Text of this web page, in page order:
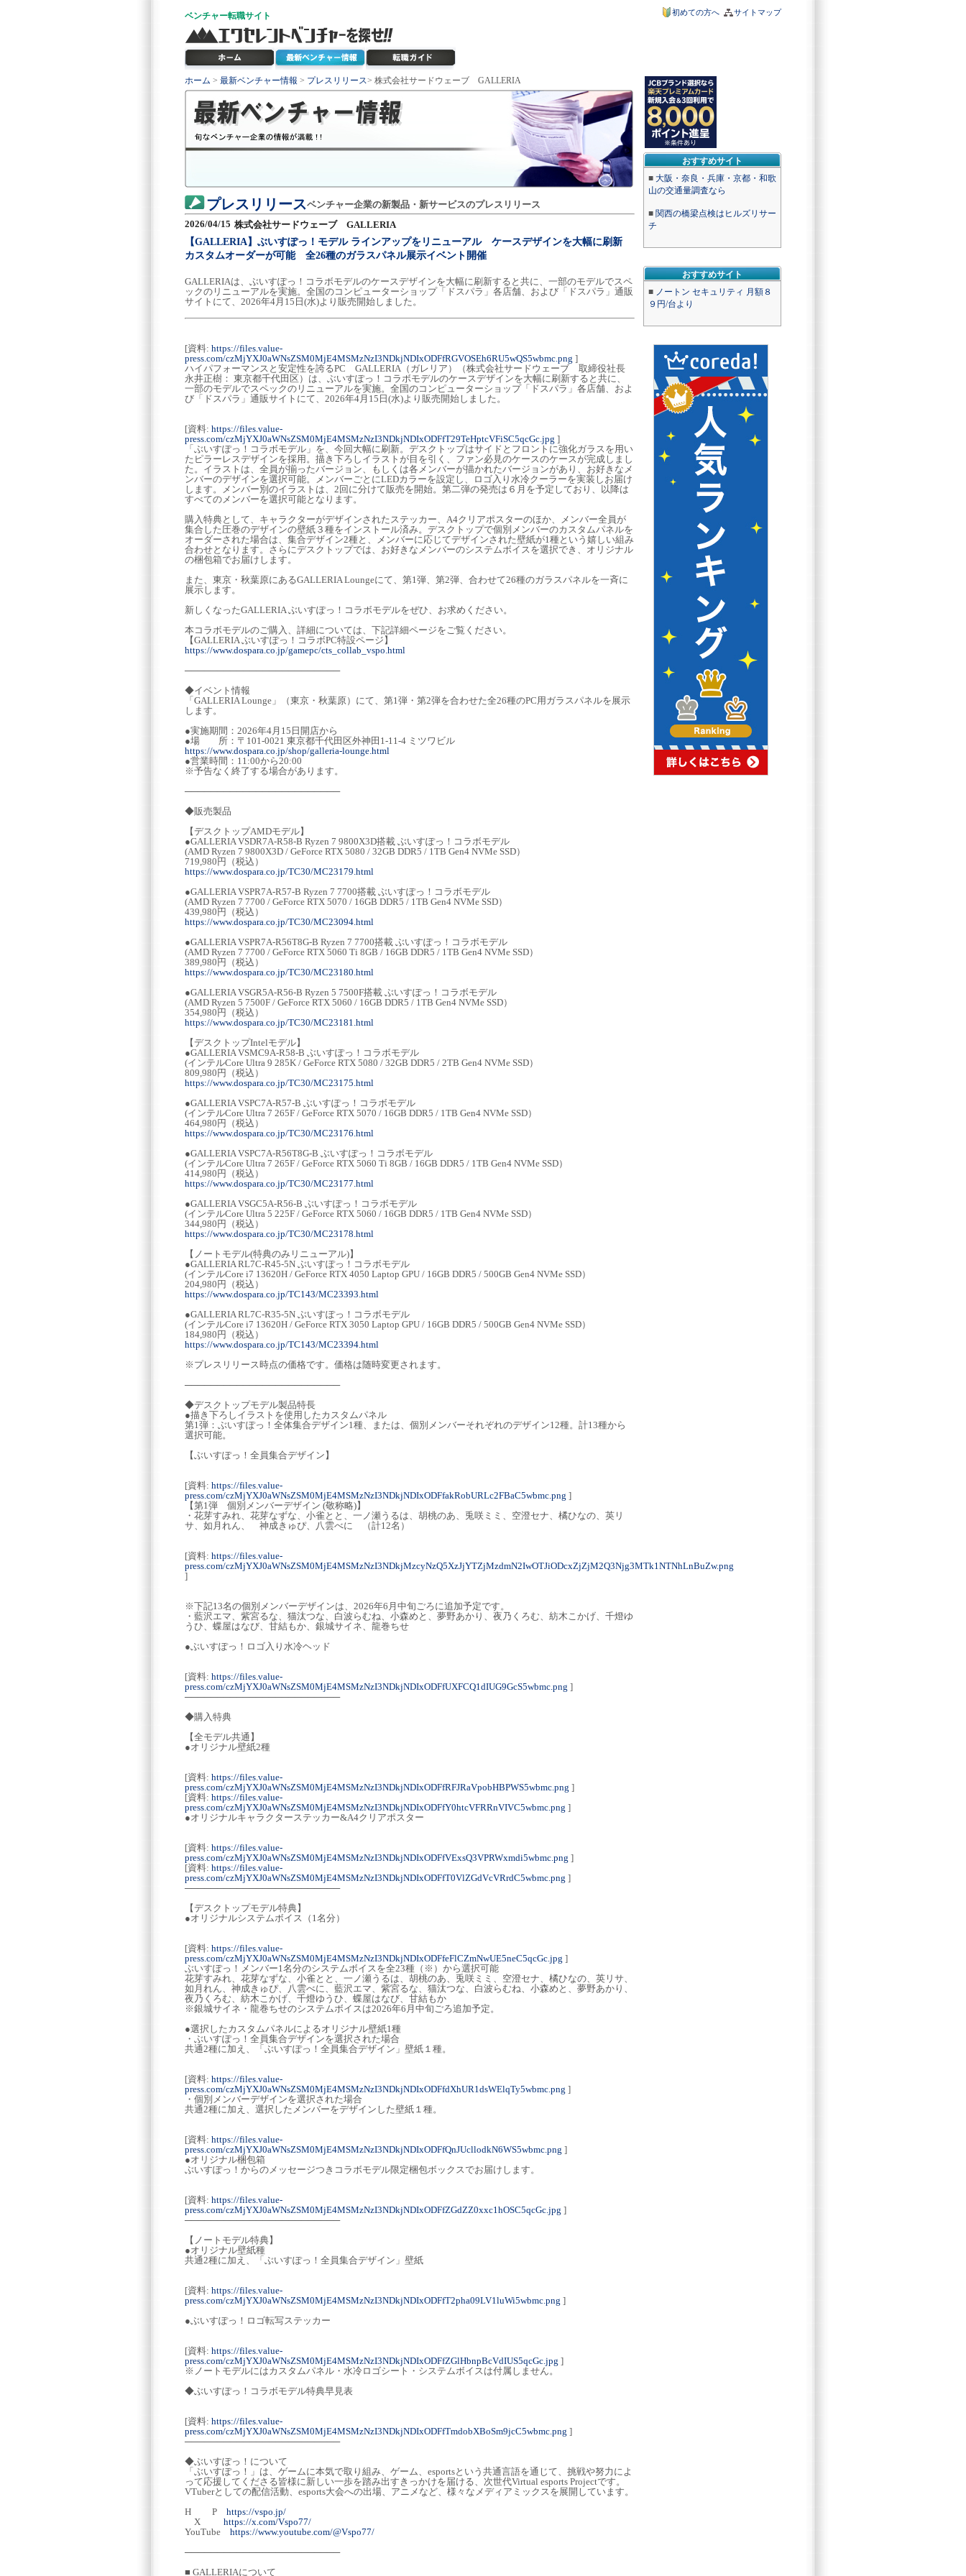
ベンチャー転職サイト サイトマップ
初めての方へ
おすすめサイト
■ 大阪・奈良・兵庫・京都・和歌
山の交通量調査なら
■ 関西の橋梁点検はヒルズリサー
チ
おすすめサイト
■ ノートン セキュリティ 月額８
９円/台より
ホーム > 最新ベンチャー情報 > プレスリリース> 株式会社サードウェーブ GALLERIA
プレスリリースベンチャー企業の新製品・新サービスのプレスリリース
2026/04/15 株式会社サードウェーブ GALLERIA
【GALLERIA】ぶいすぽっ！モデル ラインアップをリニューアル ケースデザインを大幅に刷新
カスタムオーダーが可能 全26種のガラスパネル展示イベント開催
GALLERIAは、ぶいすぽっ！コラボモデルのケースデザインを大幅に刷新すると共に、一部のモデルでスペ
ックのリニューアルを実施。全国のコンピューターショップ「ドスパラ」各店舗、および「ドスパラ」通販
サイトにて、2026年4月15日(水)より販売開始しました。
[資料: https://files.value-
press.com/czMjYXJ0aWNsZSM0MjE4MSMzNzI3NDkjNDIxODFfRGVOSEh6RU5wQS5wbmc.png ]
ハイパフォーマンスと安定性を誇るPC GALLERIA（ガレリア）（株式会社サードウェーブ 取締役社長
永井正樹： 東京都千代田区）は、ぶいすぽっ！コラボモデルのケースデザインを大幅に刷新すると共に、
一部のモデルでスペックのリニューアルを実施。全国のコンピューターショップ「ドスパラ」各店舗、およ
び「ドスパラ」通販サイトにて、2026年4月15日(水)より販売開始しました。
[資料: https://files.value-
press.com/czMjYXJ0aWNsZSM0MjE4MSMzNzI3NDkjNDIxODFfT29TeHptcVFiSC5qcGc.jpg ]
「ぶいすぽっ！コラボモデル」を、今回大幅に刷新。デスクトップはサイドとフロントに強化ガラスを用い
たピラーレスデザインを採用。描き下ろしイラストが目を引く、ファン必見のケースのケースが完成しまし
た。イラストは、全員が揃ったバージョン、もしくは各メンバーが描かれたバージョンがあり、お好きなメ
ンバーのデザインを選択可能。メンバーごとにLEDカラーを設定し、ロゴ入り水冷クーラーを実装しお届け
します。メンバー別のイラストは、2回に分けて販売を開始。第二弾の発売は６月を予定しており、以降は
すべてのメンバーを選択可能となります。
購入特典として、キャラクターがデザインされたステッカー、A4クリアポスターのほか、メンバー全員が
集合した圧巻のデザインの壁紙３種をインストール済み。デスクトップで個別メンバーのカスタムパネルを
オーダーされた場合は、集合デザイン2種と、メンバーに応じてデザインされた壁紙が1種という嬉しい組み
合わせとなります。さらにデスクトップでは、お好きなメンバーのシステムボイスを選択でき、オリジナル
の梱包箱でお届けします。
また、東京・秋葉原にあるGALLERIA Loungeにて、第1弾、第2弾、合わせて26種のガラスパネルを一斉に
展示します。
新しくなったGALLERIA ぶいすぽっ！コラボモデルをぜひ、お求めください。
本コラボモデルのご購入、詳細については、下記詳細ページをご覧ください。
【GALLERIA ぶいすぽっ！コラボPC特設ページ】
https://www.dospara.co.jp/gamepc/cts_collab_vspo.html
────────────────────────
◆イベント情報
「GALLERIA Lounge」（東京・秋葉原）にて、第1弾・第2弾を合わせた全26種のPC用ガラスパネルを展示
します。
●実施期間：2026年4月15日開店から
●場 所：〒101-0021 東京都千代田区外神田1-11-4 ミツワビル
https://www.dospara.co.jp/shop/galleria-lounge.html
●営業時間：11:00から20:00
※予告なく終了する場合があります。
────────────────────────
◆販売製品
【デスクトップAMDモデル】
●GALLERIA VSDR7A-R58-B Ryzen 7 9800X3D搭載 ぶいすぽっ！コラボモデル
(AMD Ryzen 7 9800X3D / GeForce RTX 5080 / 32GB DDR5 / 1TB Gen4 NVMe SSD）
719,980円（税込）
https://www.dospara.co.jp/TC30/MC23179.html
●GALLERIA VSPR7A-R57-B Ryzen 7 7700搭載 ぶいすぽっ！コラボモデル
(AMD Ryzen 7 7700 / GeForce RTX 5070 / 16GB DDR5 / 1TB Gen4 NVMe SSD）
439,980円（税込）
https://www.dospara.co.jp/TC30/MC23094.html
●GALLERIA VSPR7A-R56T8G-B Ryzen 7 7700搭載 ぶいすぽっ！コラボモデル
(AMD Ryzen 7 7700 / GeForce RTX 5060 Ti 8GB / 16GB DDR5 / 1TB Gen4 NVMe SSD）
389,980円（税込）
https://www.dospara.co.jp/TC30/MC23180.html
●GALLERIA VSGR5A-R56-B Ryzen 5 7500F搭載 ぶいすぽっ！コラボモデル
(AMD Ryzen 5 7500F / GeForce RTX 5060 / 16GB DDR5 / 1TB Gen4 NVMe SSD）
354,980円（税込）
https://www.dospara.co.jp/TC30/MC23181.html
【デスクトップIntelモデル】
●GALLERIA VSMC9A-R58-B ぶいすぽっ！コラボモデル
(インテルCore Ultra 9 285K / GeForce RTX 5080 / 32GB DDR5 / 2TB Gen4 NVMe SSD）
809,980円（税込）
https://www.dospara.co.jp/TC30/MC23175.html
●GALLERIA VSPC7A-R57-B ぶいすぽっ！コラボモデル
(インテルCore Ultra 7 265F / GeForce RTX 5070 / 16GB DDR5 / 1TB Gen4 NVMe SSD）
464,980円（税込）
https://www.dospara.co.jp/TC30/MC23176.html
●GALLERIA VSPC7A-R56T8G-B ぶいすぽっ！コラボモデル
(インテルCore Ultra 7 265F / GeForce RTX 5060 Ti 8GB / 16GB DDR5 / 1TB Gen4 NVMe SSD）
414,980円（税込）
https://www.dospara.co.jp/TC30/MC23177.html
●GALLERIA VSGC5A-R56-B ぶいすぽっ！コラボモデル
(インテルCore Ultra 5 225F / GeForce RTX 5060 / 16GB DDR5 / 1TB Gen4 NVMe SSD）
344,980円（税込）
https://www.dospara.co.jp/TC30/MC23178.html
【ノートモデル(特典のみリニューアル)】
●GALLERIA RL7C-R45-5N ぶいすぽっ！コラボモデル
(インテルCore i7 13620H / GeForce RTX 4050 Laptop GPU / 16GB DDR5 / 500GB Gen4 NVMe SSD）
204,980円（税込）
https://www.dospara.co.jp/TC143/MC23393.html
●GALLERIA RL7C-R35-5N ぶいすぽっ！コラボモデル
(インテルCore i7 13620H / GeForce RTX 3050 Laptop GPU / 16GB DDR5 / 500GB Gen4 NVMe SSD）
184,980円（税込）
https://www.dospara.co.jp/TC143/MC23394.html
※プレスリリース時点の価格です。価格は随時変更されます。
────────────────────────
◆デスクトップモデル製品特長
●描き下ろしイラストを使用したカスタムパネル
第1弾：ぶいすぽっ！全体集合デザイン1種、または、個別メンバーそれぞれのデザイン12種。計13種から
選択可能。
【ぶいすぽっ！全員集合デザイン】
[資料: https://files.value-
press.com/czMjYXJ0aWNsZSM0MjE4MSMzNzI3NDkjNDIxODFfakRobURLc2FBaC5wbmc.png ]
【第1弾 個別メンバーデザイン (敬称略)】
・花芽すみれ、花芽なずな、小雀とと、一ノ瀬うるは、胡桃のあ、兎咲ミミ、空澄セナ、橘ひなの、英リ
サ、如月れん、 神成きゅぴ、八雲べに （計12名）
[資料: https://files.value-
press.com/czMjYXJ0aWNsZSM0MjE4MSMzNzI3NDkjMzcyNzQ5XzJjYTZjMzdmN2IwOTJiODcxZjZjM2Q3Njg3MTk1NTNhLnBuZw.png
]
※下記13名の個別メンバーデザインは、2026年6月中旬ごろに追加予定です。
・藍沢エマ、紫宮るな、猫汰つな、白波らむね、小森めと、夢野あかり、夜乃くろむ、紡木こかげ、千燈ゆ
うひ、蝶屋はなび、甘結もか、銀城サイネ、龍巻ちせ
●ぶいすぽっ！ロゴ入り水冷ヘッド
[資料: https://files.value-
press.com/czMjYXJ0aWNsZSM0MjE4MSMzNzI3NDkjNDIxODFfUXFCQ1dIUG9GcS5wbmc.png ]
────────────────────────
◆購入特典
【全モデル共通】
●オリジナル壁紙2種
[資料: https://files.value-
press.com/czMjYXJ0aWNsZSM0MjE4MSMzNzI3NDkjNDIxODFfRFJRaVpobHBPWS5wbmc.png ]
[資料: https://files.value-
press.com/czMjYXJ0aWNsZSM0MjE4MSMzNzI3NDkjNDIxODFfY0htcVFRRnVIVC5wbmc.png ]
●オリジナルキャラクターステッカー&A4クリアポスター
[資料: https://files.value-
press.com/czMjYXJ0aWNsZSM0MjE4MSMzNzI3NDkjNDIxODFfVExsQ3VPRWxmdi5wbmc.png ]
[資料: https://files.value-
press.com/czMjYXJ0aWNsZSM0MjE4MSMzNzI3NDkjNDIxODFfT0VlZGdVcVRrdC5wbmc.png ]
────────────────────────
【デスクトップモデル特典】
●オリジナルシステムボイス（1名分）
[資料: https://files.value-
press.com/czMjYXJ0aWNsZSM0MjE4MSMzNzI3NDkjNDIxODFfeFlCZmNwUE5neC5qcGc.jpg ]
ぶいすぽっ！メンバー1名分のシステムボイスを全23種（※）から選択可能
花芽すみれ、花芽なずな、小雀とと、一ノ瀬うるは、胡桃のあ、兎咲ミミ、空澄セナ、橘ひなの、英リサ、
如月れん、神成きゅぴ、八雲べに、藍沢エマ、紫宮るな、猫汰つな、白波らむね、小森めと、夢野あかり、
夜乃くろむ、紡木こかげ、千燈ゆうひ、蝶屋はなび、甘結もか
※銀城サイネ・龍巻ちせのシステムボイスは2026年6月中旬ごろ追加予定。
●選択したカスタムパネルによるオリジナル壁紙1種
・ぶいすぽっ！全員集合デザインを選択された場合
共通2種に加え、「ぶいすぽっ！全員集合デザイン」壁紙１種。
[資料: https://files.value-
press.com/czMjYXJ0aWNsZSM0MjE4MSMzNzI3NDkjNDIxODFfdXhUR1dsWElqTy5wbmc.png ]
・個別メンバーデザインを選択された場合
共通2種に加え、選択したメンバーをデザインした壁紙１種。
[資料: https://files.value-
press.com/czMjYXJ0aWNsZSM0MjE4MSMzNzI3NDkjNDIxODFfQnJUcllodkN6WS5wbmc.png ]
●オリジナル梱包箱
ぶいすぽっ！からのメッセージつきコラボモデル限定梱包ボックスでお届けします。
[資料: https://files.value-
press.com/czMjYXJ0aWNsZSM0MjE4MSMzNzI3NDkjNDIxODFfZGdZZ0xxc1hOSC5qcGc.jpg ]
────────────────────────
【ノートモデル特典】
●オリジナル壁紙種
共通2種に加え、「ぶいすぽっ！全員集合デザイン」壁紙
[資料: https://files.value-
press.com/czMjYXJ0aWNsZSM0MjE4MSMzNzI3NDkjNDIxODFfT2pha09LV1luWi5wbmc.png ]
●ぶいすぽっ！ロゴ転写ステッカー
[資料: https://files.value-
press.com/czMjYXJ0aWNsZSM0MjE4MSMzNzI3NDkjNDIxODFfZGlHbnpBcVdIUS5qcGc.jpg ]
※ノートモデルにはカスタムパネル・水冷ロゴシート・システムボイスは付属しません。
◆ぶいすぽっ！コラボモデル特典早見表
[資料: https://files.value-
press.com/czMjYXJ0aWNsZSM0MjE4MSMzNzI3NDkjNDIxODFfTmdobXBoSm9jcC5wbmc.png ]
────────────────────────
◆ぶいすぽっ！について
「ぶいすぽっ！」は、ゲームに本気で取り組み、ゲーム、esportsという共通言語を通じて、挑戦や努力によ
って応援してくださる皆様に新しい一歩を踏み出すきっかけを届ける、次世代Virtual esports Projectです。
VTuberとしての配信活動、esports大会への出場、アニメなど、様々なメディアミックスを展開しています。
H P https://vspo.jp/
X https://x.com/Vspo77/
YouTube https://www.youtube.com/@Vspo77/
────────────────────────
■ GALLERIAについて